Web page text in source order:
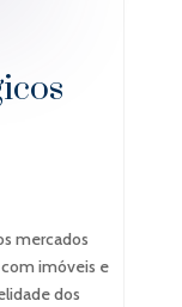
mercados
imóveis e
dos